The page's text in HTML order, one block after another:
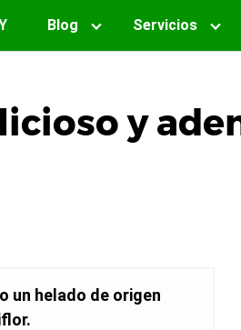
Blog Servicios
y
un helado de origen